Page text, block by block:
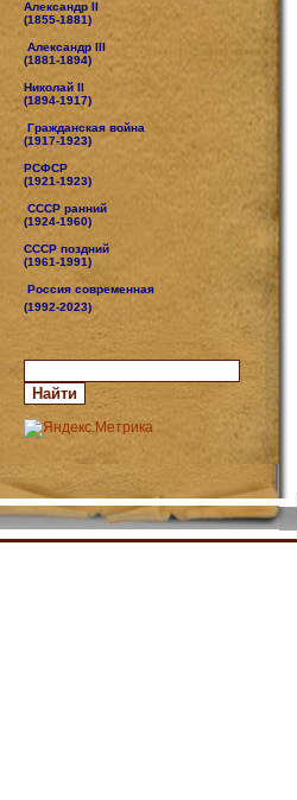
Александр II
(1855-1881)
Александр III
(1881-1894)
Николай II
(1894-1917)
Гражданская война
(1917-1923)
РСФСР
(1921-1923)
СССР ранний
(1924-1960)
СССР поздний
(1961-1991)
Россия современная
(1992-2023)